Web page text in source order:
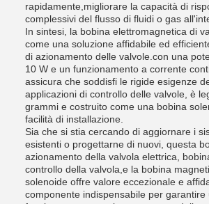
rapidamente,migliorare la capacità di
complessivi del flusso di fluidi o gas
In sintesi, la bobina elettromagnetica di
come una soluzione affidabile ed
di azionamento delle valvole.con una
10 W e un funzionamento a corrente
assicura che soddisfi le rigide esigenze
applicazioni di controllo delle valvole, è
grammi e costruito come una bobina
facilità di installazione.
Sia che si stia cercando di aggiornare i
esistenti o progettarne di nuovi, questa
azionamento della valvola elettrica,
controllo della valvola,e la bobina
solenoide offre valore eccezionale e
componente indispensabile per garantire